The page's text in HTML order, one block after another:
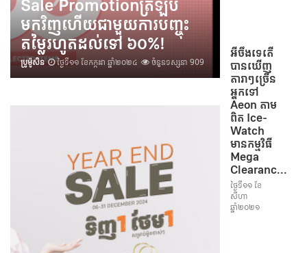
Sale Promotionត្រឡប់
មកវិញហើយជាមួយការបញ្ចុះ
តម្លៃរហូតដល់ទៅ ៦០%!
ប្រូម៉ូសិន ថ្ងៃទី១១ ខែកក្កដា ឆ្នាំ២០២៤ ចំនួនទស្សនា 909
អីចឹងទេតើ
បានឃើញ
តារាៗច្រើន
អ្នកទៅ
Aeon តាម
ពិត Ice-
Watch
មានកម្មវិធី
Mega
Clearanc...
ថ្ងៃទី១១ ខែ
សីហា
ឆ្នាំ២០២១